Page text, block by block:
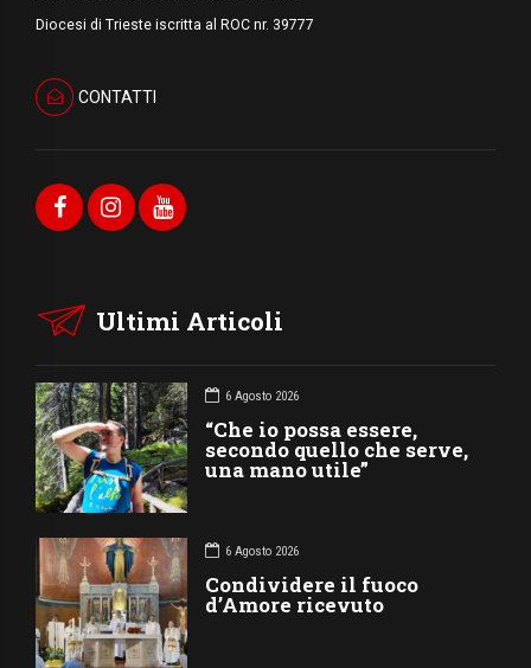
Diocesi di Trieste iscritta al ROC nr. 39777
CONTATTI
Ultimi Articoli
6 Agosto 2026
“Che io possa essere,
secondo quello che serve,
una mano utile”
6 Agosto 2026
Condividere il fuoco
d’Amore ricevuto